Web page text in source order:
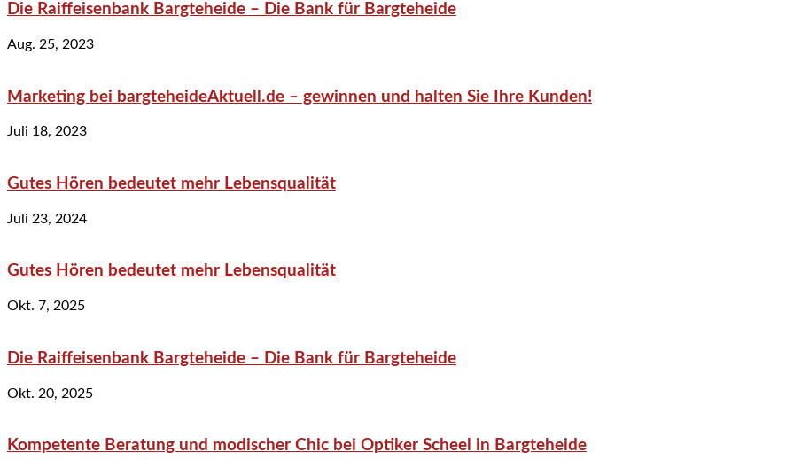
Die Raiffeisenbank Bargteheide – Die Bank für Bargteheide
Aug. 25, 2023
Marketing bei bargteheideAktuell.de – gewinnen und halten Sie Ihre Kunden!
Juli 18, 2023
Gutes Hören bedeutet mehr Lebensqualität
Juli 23, 2024
Gutes Hören bedeutet mehr Lebensqualität
Okt. 7, 2025
Die Raiffeisenbank Bargteheide – Die Bank für Bargteheide
Okt. 20, 2025
Kompetente Beratung und modischer Chic bei Optiker Scheel in Bargteheide